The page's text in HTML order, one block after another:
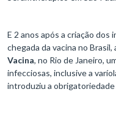
E 2 anos após a criação
chegada da vacina no
Vacina, no Rio de Janeiro,
infecciosas, inclusive a
introduziu a obrigatoriedade